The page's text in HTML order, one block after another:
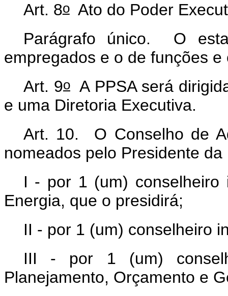
Art. 8oAto do Poder
Parágrafo único. O
empregados e o de funções
Art. 9oA PPSA será
e uma Diretoria Executiva.
Art. 10. O Conselho de
nomeados pelo Presidente
I - por 1 (um) conselheiro
Energia, que o presidirá;
II - por 1 (um) conselheiro
III - por 1 (um)
Planejamento, Orçamento e